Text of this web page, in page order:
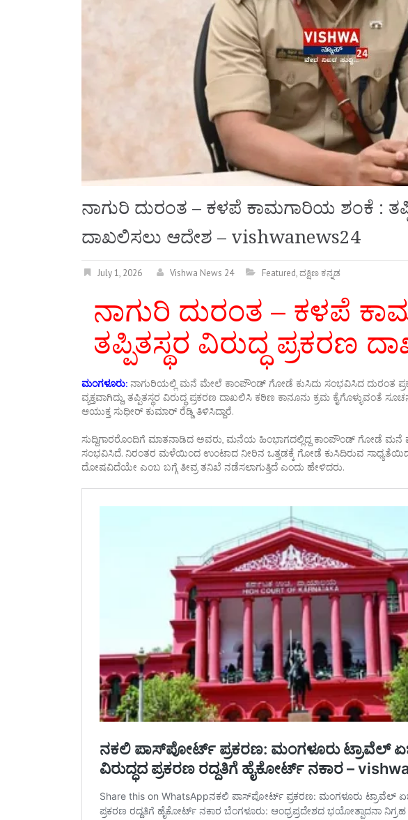
ನಾಗುರಿ ದುರಂತ – ಕಳಪೆ ಕಾಮಗಾರಿಯ ಶಂಕೆ :
ದಾಖಲಿಸಲು ಆದೇಶ – vishwanews24
July 1, 2026 Vishwa News 24 Featured,ದಕ್ಷಿಣ ಕನ್ನಡ
ನಾಗುರಿ ದುರಂತ – ಕಳಪೆ
ತಪ್ಪಿತಸ್ಥರ ವಿರುದ್ಧ ಪ್ರಕರಣ
ಮಂಗಳೂರು: ನಾಗುರಿಯಲ್ಲಿ ಮನೆ ಮೇಲೆ ಕಾಂಪೌಂಡ್ ಗೋಡೆ ಕುಸಿದು ಸಂಭವಿಸಿದ ದುರಂತ
ವ್ಯಕ್ತವಾಗಿದ್ದು, ತಪ್ಪಿತಸ್ಥರ ವಿರುದ್ಧ ಪ್ರಕರಣ ದಾಖಲಿಸಿ ಕಠಿಣ ಕಾನೂನು ಕ್ರಮ
ಆಯುಕ್ತ ಸುಧೀರ್ ಕುಮಾರ್ ರೆಡ್ಡಿ ತಿಳಿಸಿದ್ದಾರೆ.
ಸುದ್ದಿಗಾರರೊಂದಿಗೆ ಮಾತನಾಡಿದ ಅವರು, ಮನೆಯ ಹಿಂಭಾಗದಲ್ಲಿದ್ದ ಕಾಂಪೌಂಡ್ ಗೋಡೆ ಮನೆ
ಸಂಭವಿಸಿದೆ. ನಿರಂತರ ಮಳೆಯಿಂದ ಉಂಟಾದ ನೀರಿನ ಒತ್ತಡಕ್ಕೆ ಗೋಡೆ ಕುಸಿದಿರುವ
ದೋಷವಿದೆಯೇ ಎಂಬ ಬಗ್ಗೆ ತೀವ್ರ ತನಿಖೆ ನಡೆಸಲಾಗುತ್ತಿದೆ ಎಂದು ಹೇಳಿದರು.